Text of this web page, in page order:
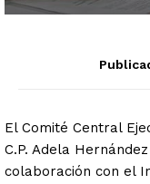
El Comité Central
C.P. Adela
colaboración con el